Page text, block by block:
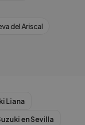
del Ariscal
Liana
enSevilla